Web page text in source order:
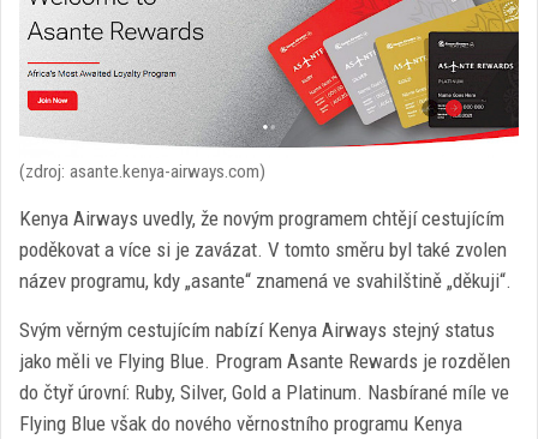
(zdroj: asante.kenya-airways.com)
Kenya Airways uvedly, že novým programem chtějí cestujícím
poděkovat a více si je zavázat. V tomto směru byl také zvolen
název programu, kdy „asante“ znamená ve svahilštině „děkuji“.
Svým věrným cestujícím nabízí Kenya Airways stejný status
jako měli ve Flying Blue. Program Asante Rewards je rozdělen
do čtyř úrovní: Ruby, Silver, Gold a Platinum. Nasbírané míle ve
Flying Blue však do nového věrnostního programu Kenya